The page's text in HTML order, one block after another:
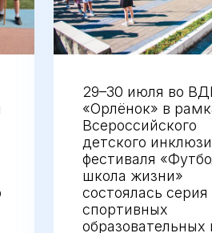
29–30 июля во
«Орлёнок» в
Всероссийского
детского
фестиваля
школа жизни»
состоялась серия
спортивных
образовательных